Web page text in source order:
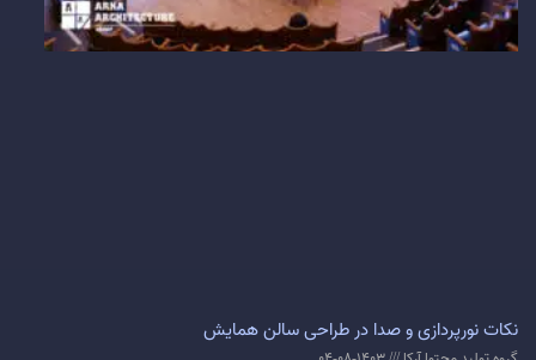
نکات نورپردازی و صدا در طراحی سالن همایش